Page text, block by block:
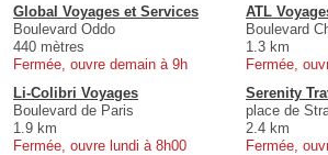
Global Voyages et Services
Boulevard Oddo
440 mètres
Fermée, ouvre demain à 9h
ATL
Boulevard
1.3 km
Fermée,
Li-Colibri Voyages
Boulevard de Paris
1.9 km
Fermée, ouvre lundi à 8h00
Serenity
place de
2.4 km
Fermée,